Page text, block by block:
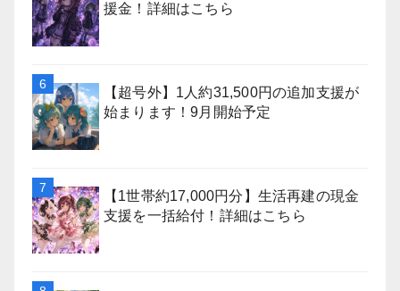
援金！詳細はこちら
【超号外】1人約31,500円の追加支援が
始まります！9月開始予定
【1世帯約17,000円分】生活再建の現金
支援を一括給付！詳細はこちら